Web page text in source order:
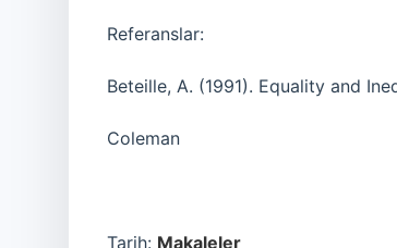
Referanslar:
Beteille, A. (1991). Equality and
Coleman
Tarih: Makaleler